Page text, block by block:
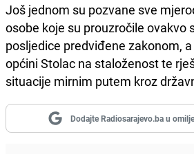
Još jednom su pozvane sve
osobe koje su prouzročile ovakvo
posljedice predviđene zakonom,
općini Stolac na staloženost te
situacije mirnim putem kroz
Dodajte Radiosarajevo.ba u